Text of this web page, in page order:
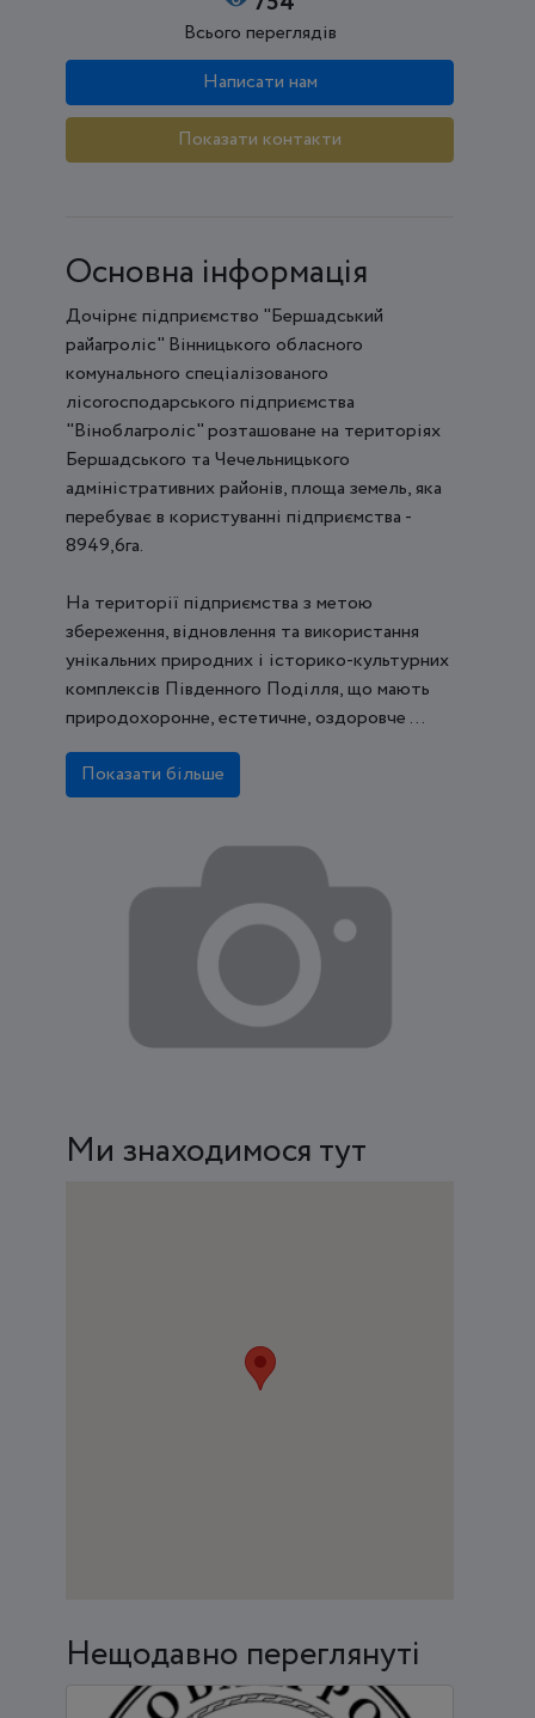
Всього переглядів
Написати нам
Показати контакти
Основна інформація
Дочірнє підприємство "Бершадський
райагроліс" Вінницького обласного
комунального спеціалізованого
лісогосподарського підприємства
"Віноблагроліс" розташоване на територіях
Бершадського та Чечельницького
адміністративних районів, площа земель, яка
перебуває в користуванні підприємства -
8949,6га.
На території підприємства з метою
збереження, відновлення та використання
унікальних природних і історико-культурних
комплексів Південного Поділля, що мають
природохоронне, естетичне, оздоровче ...
Показати більше
Ми знаходимося тут
Нещодавно переглянуті